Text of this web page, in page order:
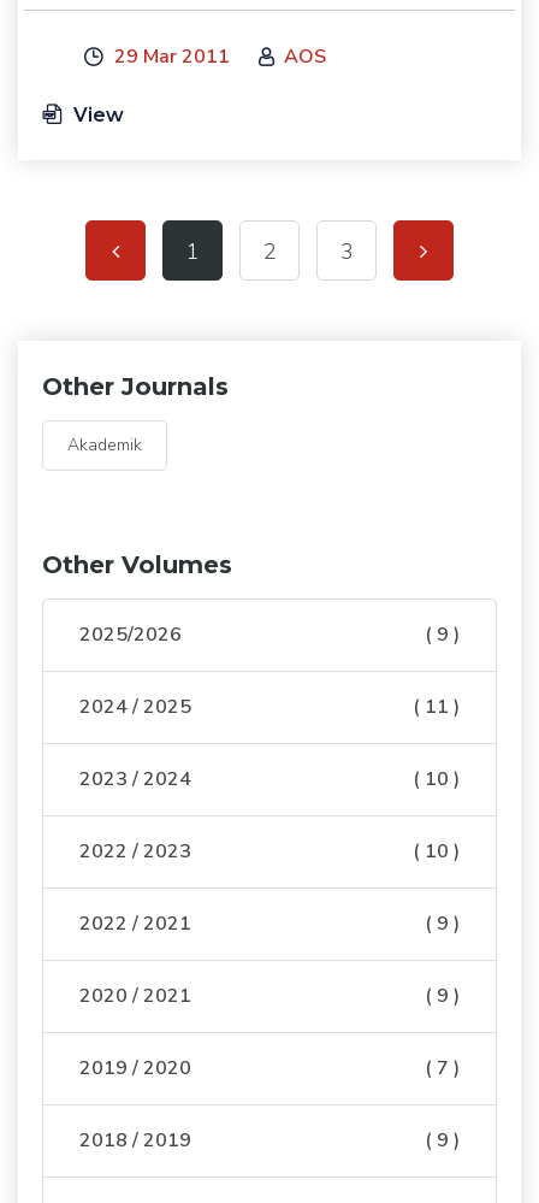
29 Mar 2011 AOS
View
1 2 3
Other Journals
Akademik
Other Volumes
2025/2026 ( 9 )
2024 / 2025 ( 11 )
2023 / 2024 ( 10 )
2022 / 2023 ( 10 )
2022 / 2021 ( 9 )
2020 / 2021 ( 9 )
2019 / 2020 ( 7 )
2018 / 2019 ( 9 )